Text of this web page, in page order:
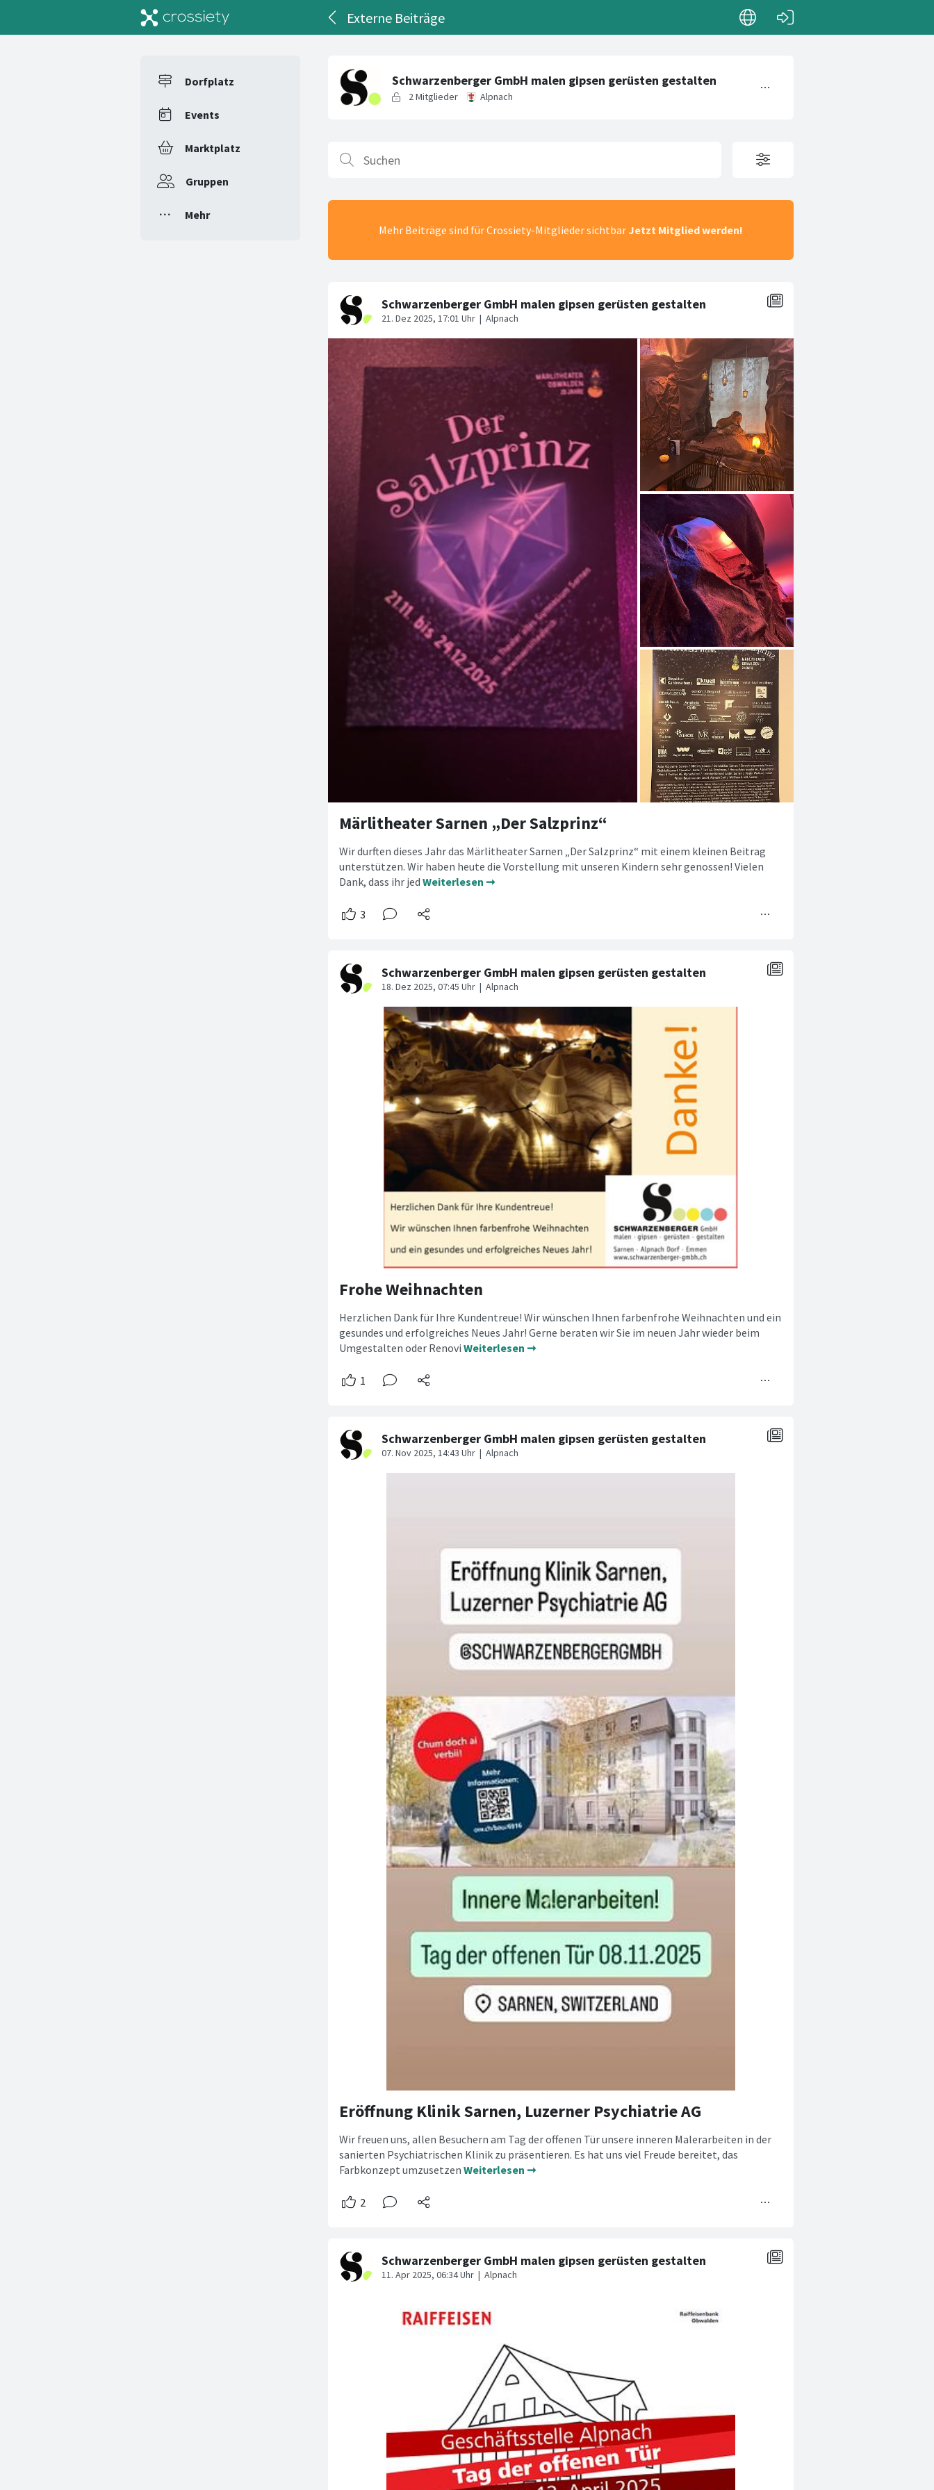
Externe Beiträge
Dorfplatz
Events
Marktplatz
Gruppen
Mehr
Mehr Beiträge sind für Crossiety-Mitglieder sichtbar Jetzt Mitglied werden!
Märlitheater Sarnen „Der Salzprinz“
Wir durften dieses Jahr das Märlitheater Sarnen „Der Salzprinz“ mit einem kleinen Beitrag
unterstützen. Wir haben heute die Vorstellung mit unseren Kindern sehr genossen! Vielen
Dank, dass ihr jed Weiterlesen ➞
Frohe Weihnachten
Herzlichen Dank für Ihre Kundentreue! Wir wünschen Ihnen farbenfrohe Weihnachten und ein
gesundes und erfolgreiches Neues Jahr! Gerne beraten wir Sie im neuen Jahr wieder beim
Umgestalten oder Renovi Weiterlesen ➞
Eröffnung Klinik Sarnen, Luzerner Psychiatrie AG
Wir freuen uns, allen Besuchern am Tag der offenen Tür unsere inneren Malerarbeiten in der
sanierten Psychiatrischen Klinik zu präsentieren. Es hat uns viel Freude bereitet, das
Farbkonzept umzusetzen Weiterlesen ➞